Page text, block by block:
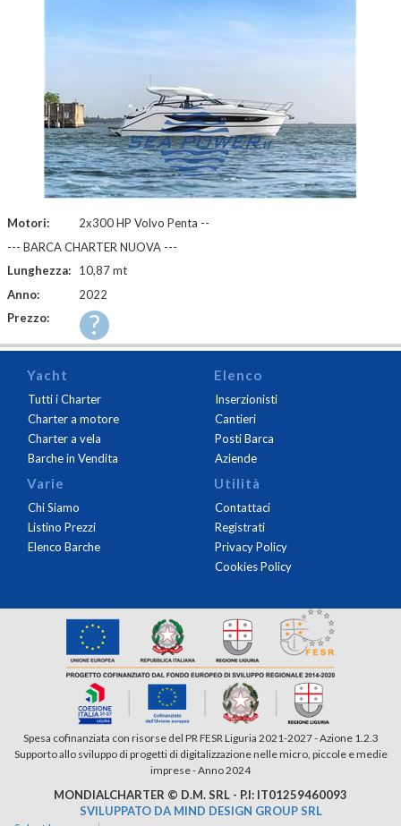
Motori:
2x300 HP Volvo Penta --
--- BARCA CHARTER NUOVA ---
Lunghezza:
10,87 mt
Anno:
2022
Prezzo:
?
Yacht
Tutti i Charter
Charter a motore
Charter a vela
Barche in Vendita
Elenco
Inserzionisti
Cantieri
Posti Barca
Aziende
Varie
Chi Siamo
Listino Prezzi
Elenco Barche
Utilità
Contattaci
Registrati
Privacy Policy
Cookies Policy
Spesa cofinanziata con risorse del PR FESR Liguria 2021-2027 - Azione 1.2.3
Supporto allo sviluppo di progetti di digitalizzazione nelle micro, piccole e medie
imprese - Anno 2024
MONDIALCHARTER © D.M. SRL - P.I: IT01259460093
SVILUPPATO DA MIND DESIGN GROUP SRL